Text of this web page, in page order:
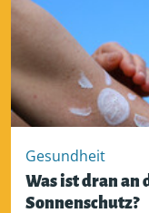
Gesundheit
Was ist dran an
Sonnenschutz?